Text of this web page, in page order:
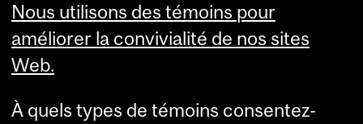
Services aux étudiants
Nous utilisons des témoins pour
améliorer la convivialité de nos sites
Web.
À quels types de témoins consentez-